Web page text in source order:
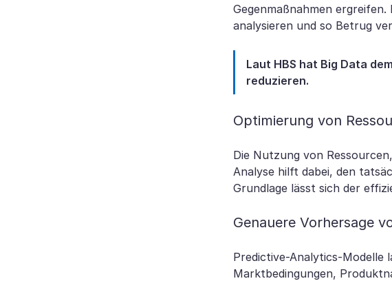
Gegenmaßnahmen
analysieren und so Betrug
Laut HBS hat Big Data
reduzieren.
Optimierung von
Die Nutzung von
Analyse hilft dabei, den
Grundlage lässt sich der
Genauere Vorhersage
Predictive-Analytics-Modelle
Marktbedingungen,